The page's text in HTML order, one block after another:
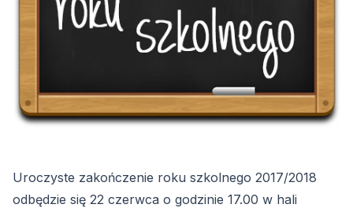
Uroczyste zakończenie roku szkolnego 2017/2018
odbędzie się 22 czerwca o godzinie 17.00 w hali